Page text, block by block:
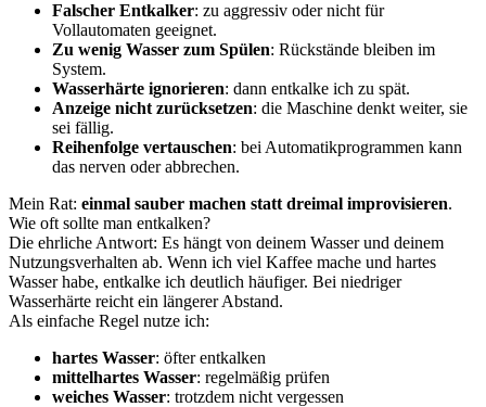
Falscher Entkalker: zu aggressiv oder nicht für
Vollautomaten geeignet.
Zu wenig Wasser zum Spülen: Rückstände bleiben im
System.
Wasserhärte ignorieren: dann entkalke ich zu spät.
Anzeige nicht zurücksetzen: die Maschine denkt weiter, sie
sei fällig.
Reihenfolge vertauschen: bei Automatikprogrammen kann
das nerven oder abbrechen.
Mein Rat: einmal sauber machen statt dreimal improvisieren.
Wie oft sollte man entkalken?
Die ehrliche Antwort: Es hängt von deinem Wasser und deinem
Nutzungsverhalten ab. Wenn ich viel Kaffee mache und hartes
Wasser habe, entkalke ich deutlich häufiger. Bei niedriger
Wasserhärte reicht ein längerer Abstand.
Als einfache Regel nutze ich:
hartes Wasser: öfter entkalken
mittelhartes Wasser: regelmäßig prüfen
weiches Wasser: trotzdem nicht vergessen